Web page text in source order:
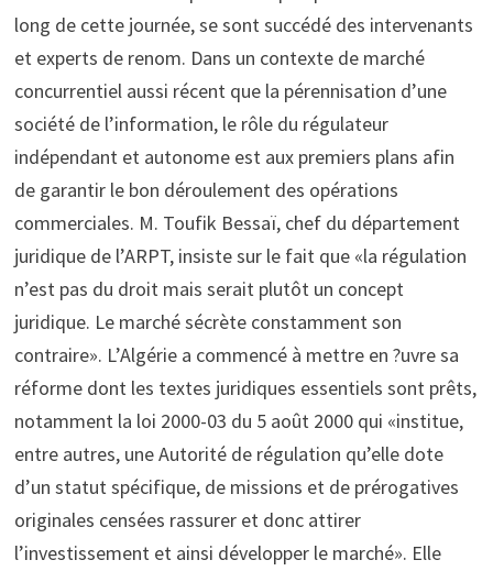
long de cette journée, se sont succédé des intervenants
et experts de renom. Dans un contexte de marché
concurrentiel aussi récent que la pérennisation d’une
société de l’information, le rôle du régulateur
indépendant et autonome est aux premiers plans afin
de garantir le bon déroulement des opérations
commerciales. M. Toufik Bessaï, chef du département
juridique de l’ARPT, insiste sur le fait que «la régulation
n’est pas du droit mais serait plutôt un concept
juridique. Le marché sécrète constamment son
contraire». L’Algérie a commencé à mettre en ?uvre sa
réforme dont les textes juridiques essentiels sont prêts,
notamment la loi 2000-03 du 5 août 2000 qui «institue,
entre autres, une Autorité de régulation qu’elle dote
d’un statut spécifique, de missions et de prérogatives
originales censées rassurer et donc attirer
l’investissement et ainsi développer le marché». Elle